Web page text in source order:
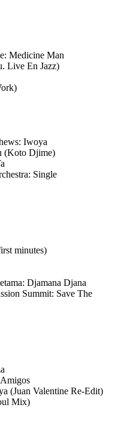
Medicine Man
Live En Jazz)
Iwoya
(Koto Djime)
Single
minutes)
Djamana Djana
Summit: Save The
(Juan Valentine Re-Edit)
Mix)